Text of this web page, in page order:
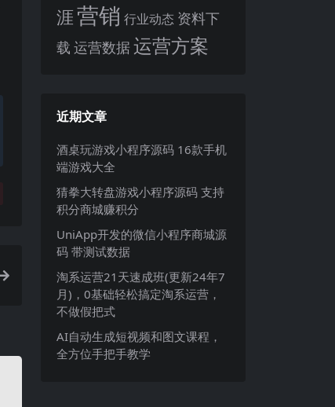
涯营销 行业动态 资料下
载 运营数据运营方案
近期文章
酒桌玩游戏小程序源码 16款手机
端游戏大全
猜拳大转盘游戏小程序源码 支持
积分商城赚积分
UniApp开发的微信小程序商城源
码 带测试数据
淘系运营21天速成班(更新24年7
月)，0基础轻松搞定淘系运营，
不做假把式
AI自动生成短视频和图文课程，
全方位手把手教学